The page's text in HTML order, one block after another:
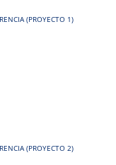
(PROYECTO 1)
(PROYECTO 2)